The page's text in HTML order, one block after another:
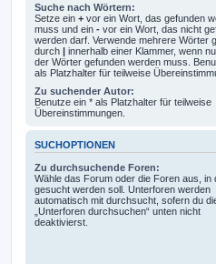
Suche nach Wörtern:
Setze ein + vor ein Wort, das gefunden
muss und ein - vor ein Wort, das nicht
werden darf. Verwende mehrere Wörter
durch | innerhalb einer Klammer, wenn
der Wörter gefunden werden muss.
als Platzhalter für teilweise
Zu suchender Autor:
Benutze ein * als Platzhalter für teilweise
Übereinstimmungen.
SUCHOPTIONEN
Zu durchsuchende Foren:
Wähle das Forum oder die Foren aus, in
gesucht werden soll. Unterforen werden
automatisch mit durchsucht, sofern du
„Unterforen durchsuchen“ unten nicht
deaktivierst.